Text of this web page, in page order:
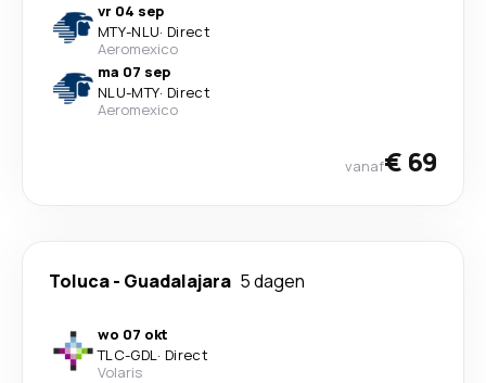
vr 04 sep
MTY-NLU· Direct
Aeromexico
ma 07 sep
NLU-MTY· Direct
Aeromexico
vanaf€ 69
Toluca- Guadalajara 5 dagen
wo 07 okt
TLC-GDL· Direct
Volaris